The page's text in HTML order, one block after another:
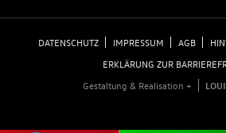
DATENSCHUTZ IMPRESSUM AGB
ERKLÄRUNG ZUR
Gestaltung & Realisation +